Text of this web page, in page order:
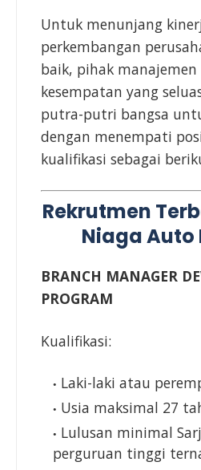
Untuk menunjang
perkembangan
baik, pihak
kesempatan yang
putra-putri bangsa
dengan menempati
kualifikasi sebagai
Rekrutmen
Niaga Auto
BRANCH MANAGER
PROGRAM
Kualifikasi:
Laki-laki atau
Usia maksimal 27
Lulusan minimal
perguruan tinggi